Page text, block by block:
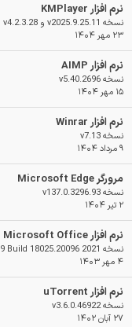
نرم افزار KMPlayer
نسخه v2025.9.25.11 و v4.2.3.28
۲۳ مهر ۱۴۰۴
نرم افزار AIMP
نسخه v5.40.2696
۱۵ مهر ۱۴۰۴
نرم افزار Winrar
نسخه v7.13
۹ مرداد ۱۴۰۴
مرورگر Microsoft Edge
نسخه v137.0.3296.93
۲ تیر ۱۴۰۴
نرم افزار Microsoft Office
نسخه 2021 VL v2409 Build 18025.20096
۴ مهر ۱۴۰۳
نرم افزار uTorrent
نسخه v3.6.0.46922
۲۷ آبان ۱۴۰۲